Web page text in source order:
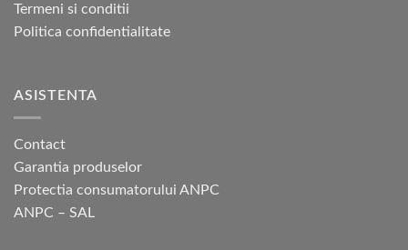
în
Termeni si conditii
Politica confidentialitate
ASISTENTA
Contact
Garantia produselor
Protectia consumatorului ANPC
ANPC – SAL